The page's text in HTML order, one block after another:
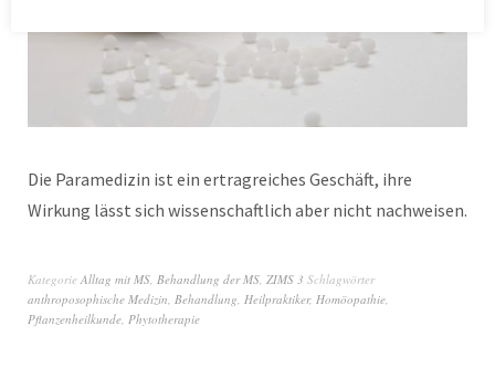
Die Paramedizin ist ein ertragreiches Geschäft, ihre
Wirkung lässt sich wissenschaftlich aber nicht nachweisen.
Kategorie Alltag mit MS Behandlung der MS ZIMS 3 Schlagwörter
anthroposophische Medizin Behandlung Heilpraktiker, Homöopathie
Pflanzenheilkunde Phytotherapie